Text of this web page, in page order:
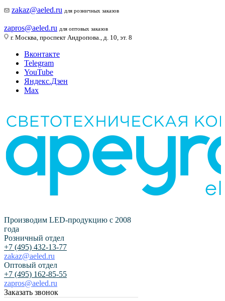
zakaz@aeled.ru для розничных заказов
zapros@aeled.ru для оптовых заказов
г. Москва, проспект Андропова., д. 10, эт. 8
Вконтакте
Telegram
YouTube
Яндекс.Дзен
Max
Производим LED-продукцию с 2008
года
Розничный отдел
+7 (495) 432-13-77
zakaz@aeled.ru
Оптовый отдел
+7 (495) 162-85-55
zapros@aeled.ru
Заказать звонок